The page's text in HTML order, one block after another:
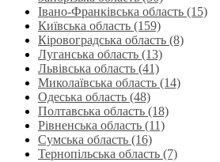
Івано-Франківська область (15)
Київська область (159)
Кіровоградська область (8)
Луганська область‎ (13)
Львівська область‎ (41)
Миколаївська область‎ (14)
Одеська область‎ (48)
Полтавська область (18)
Рівненська область‎ (11)
Сумська область‎ (16)
Тернопільська область‎ (7)